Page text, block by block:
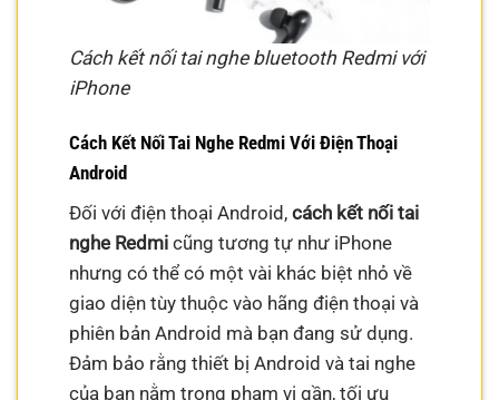
Cách kết nối tai nghe bluetooth Redmi với
iPhone
Cách Kết Nối Tai Nghe Redmi Với Điện Thoại
Android
Đối với điện thoại Android,cách kết nối tai
nghe Redmi cũng tương tự như iPhone
nhưng có thể có một vài khác biệt nhỏ về
giao diện tùy thuộc vào hãng điện thoại và
phiên bản Android mà bạn đang sử dụng.
Đảm bảo rằng thiết bị Android và tai nghe
của bạn nằm trong phạm vi gần, tối ưu